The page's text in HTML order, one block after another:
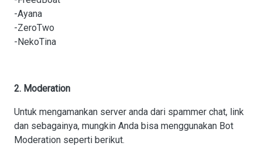
-Ayana
-ZeroTwo
-NekoTina
2. Moderation
Untuk mengamankan server anda dari spammer chat, link
dan sebagainya, mungkin Anda bisa menggunakan Bot
Moderation seperti berikut.